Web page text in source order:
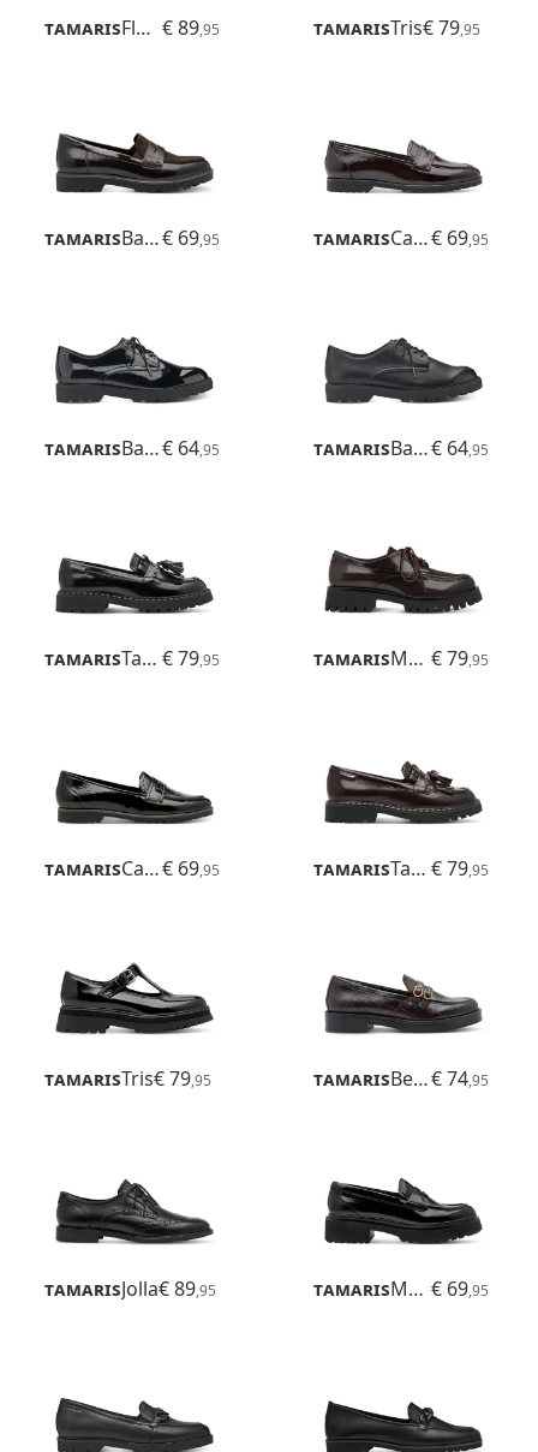
Tamaris Flora € 89,95 TamarisTris€ 79,95
Tamaris Badam€ 69,95 Tamaris Careen€ 69,95
Tamaris Badam€ 64,95 Tamaris Badam€ 64,95
Tamaris Tavendra € 79,95 Tamaris Marse € 79,95
Tamaris Careen€ 69,95 Tamaris Tavendra € 79,95
TamarisTris€ 79,95 Tamaris Betina€ 74,95
TamarisJolla€ 89,95 Tamaris Marinia € 69,95